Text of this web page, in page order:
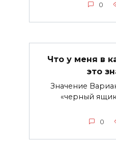
0
Что у меня в
это
Значение
«черный
0